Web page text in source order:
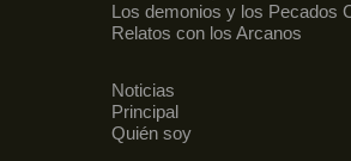
Los demonios y los Pecados
Relatos con los Arcanos
Noticias
Principal
Quién soy